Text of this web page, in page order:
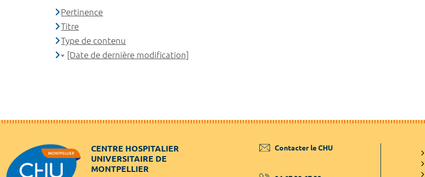
Pertinence
Titre
Type de contenu
[Date de dernière modification]
CENTRE HOSPITALIER
UNIVERSITAIRE DE
MONTPELLIER
Contacter le CHU